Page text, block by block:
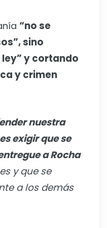
“no se
sino
y cortando
y crimen
nuestra
exigir que se
a Rocha
y que se
a los demás